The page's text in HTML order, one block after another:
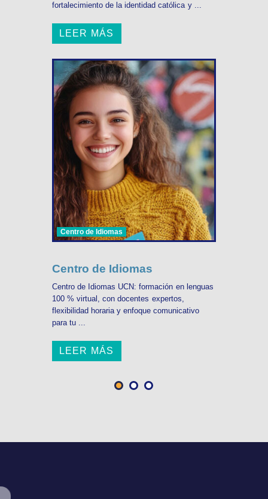
fortalecimiento de la identidad católica y ...
LEER MÁS
Centro de Idiomas
Centro de Idiomas
Centro de Idiomas UCN: formación en lenguas
100 % virtual, con docentes expertos,
flexibilidad horaria y enfoque comunicativo
para tu ...
LEER MÁS